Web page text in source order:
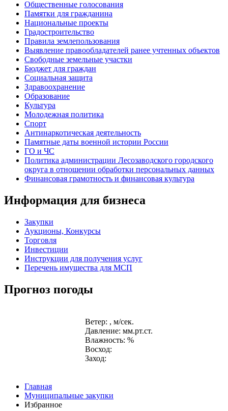
Общественные голосования
Памятки для гражданина
Национальные проекты
Градостроительство
Правила землепользования
Выявление правообладателей ранее учтенных объектов
Свободные земельные участки
Бюджет для граждан
Социальная защита
Здравоохранение
Образование
Культура
Молодежная политика
Спорт
Антинаркотическая деятельность
Памятные даты военной истории России
ГО и ЧС
Политика администрации Лесозаводского городского
округа в отношении обработки персональных данных
Финансовая грамотность и финансовая культура
Информация для бизнеса
Закупки
Аукционы, Конкурсы
Торговля
Инвестиции
Инструкции для получения услуг
Перечень имущества для МСП
Прогноз погоды
Ветер: , м/сек.
Давление: мм.рт.ст.
Влажность: %
Восход:
Заход:
Главная
Муниципальные закупки
Избранное